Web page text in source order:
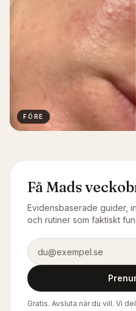
FÖRE
Få Mads
Evidensbaserade guider,
och rutiner som faktiskt
E-postadress
Gratis. Avsluta när du vill. Vi